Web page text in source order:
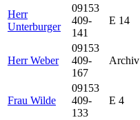
Herr
Unterburger
09153
409-
141
E 14
Herr Weber
09153
409-
167
Archiv
Frau Wilde
09153
409-
133
E 4